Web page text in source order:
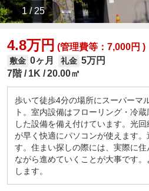
1 / 25
4.8万円 (管理費等：7,000円 )
敷金 0ヶ月 礼金 5万円
7階
1K 20.00㎡
歩いて徒歩4分の場所にスーパーマ
ト。室内設備はフローリング・冷
した設備を備え付けています。光
が早く快適にパソコンが使えます
す。住まい探しの際には、実際に
ながら進めていくことが大事です
します。